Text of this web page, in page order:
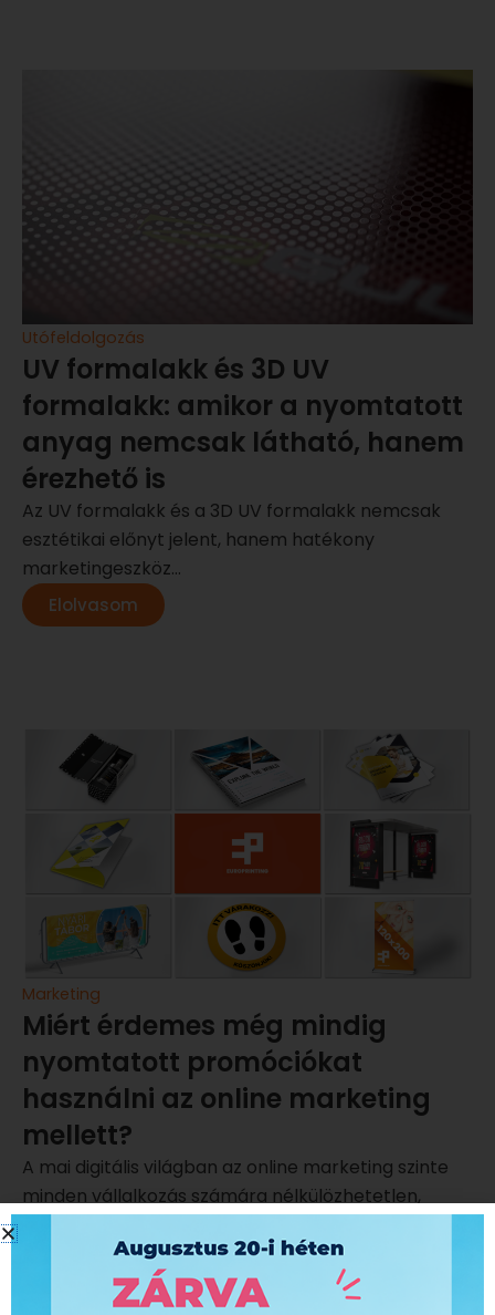
Utófeldolgozás
UV formalakk és 3D UV
formalakk: amikor a nyomtatott
anyag nemcsak látható, hanem
érezhető is
Az UV formalakk és a 3D UV formalakk nemcsak
esztétikai előnyt jelent, hanem hatékony
marketingeszköz...
Elolvasom
Marketing
Miért érdemes még mindig
nyomtatott promóciókat
használni az online marketing
mellett?
A mai digitális világban az online marketing szinte
minden vállalkozás számára nélkülözhetetlen,
Elolvasom